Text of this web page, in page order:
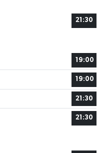
21:30
19:00
19:00
21:30
21:30